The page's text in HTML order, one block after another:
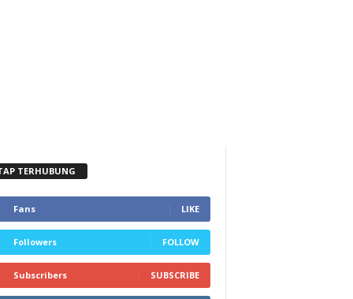
TERHUBUNG
Fans LIKE
Followers FOLLOW
Subscribers SUBSCRIBE